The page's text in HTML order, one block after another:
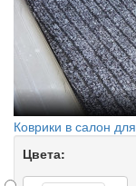
Коврики в салон
Цвета: